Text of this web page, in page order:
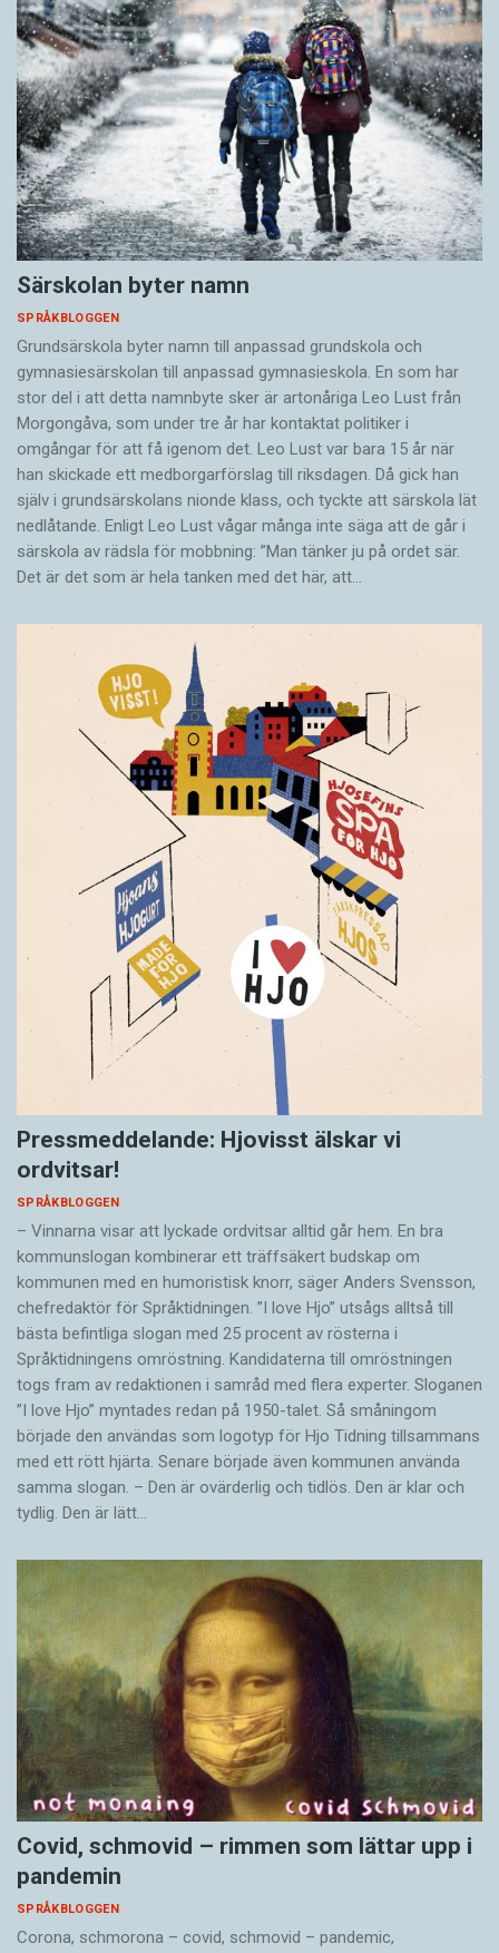
Särskolan byter namn
SPRÅKBLOGGEN
Grundsärskola byter namn till anpassad grundskola och
gymnasiesärskolan till anpassad gymnasieskola. En som har
stor del i att detta namnbyte sker är artonåriga Leo Lust från
Morgongåva, som under tre år har kontaktat politiker i
omgångar för att få igenom det. Leo Lust var bara 15 år när
han skickade ett medborgarförslag till riksdagen. Då gick han
själv i grundsärskolans nionde klass, och tyckte att särskola lät
nedlåtande. Enligt Leo Lust vågar många inte säga att de går i
särskola av rädsla för mobbning: ”Man tänker ju på ordet sär.
Det är det som är hela tanken med det här, att…
Pressmeddelande: Hjovisst älskar vi
ordvitsar!
SPRÅKBLOGGEN
– Vinnarna visar att lyckade ordvitsar alltid går hem. En bra
kommunslogan kombinerar ett träffsäkert budskap om
kommunen med en humoristisk knorr, säger Anders Svensson,
chefredaktör för Språktidningen. ”I love Hjo” utsågs alltså till
bästa befintliga slogan med 25 procent av rösterna i
Språktidningens omröstning. Kandidaterna till omröstningen
togs fram av redaktionen i samråd med flera experter. Sloganen
”I love Hjo” myntades redan på 1950-talet. Så småningom
började den användas som logotyp för Hjo Tidning tillsammans
med ett rött hjärta. Senare började även kommunen använda
samma slogan. – Den är ovärderlig och tidlös. Den är klar och
tydlig. Den är lätt…
Covid, schmovid – rimmen som lättar upp i
pandemin
SPRÅKBLOGGEN
Corona, schmorona – covid, schmovid – pandemic,